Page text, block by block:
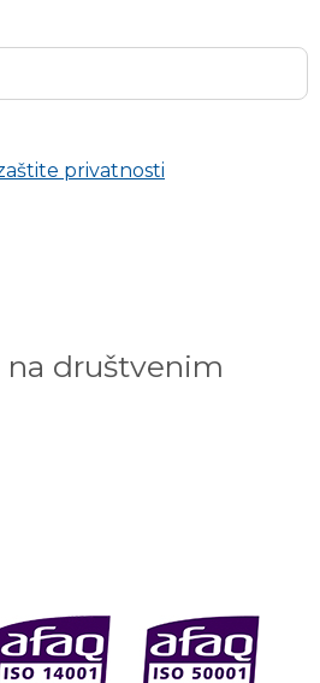
privatnosti
na društvenim